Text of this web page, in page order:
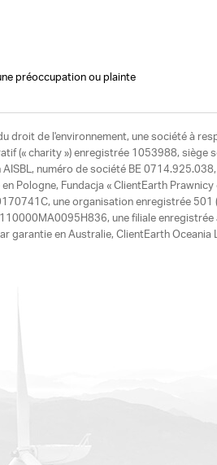
préoccupation ou plainte
de l'environnement, une société à
(« charity ») enregistrée 1053988, siège
numéro de société BE
Pologne, Fundacja « ClientEarth
une organisation enregistrée
une filiale
en Australie, ClientEarth